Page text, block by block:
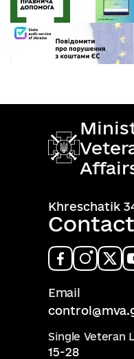
Khreschatik
Email
Single Veteran
15-28